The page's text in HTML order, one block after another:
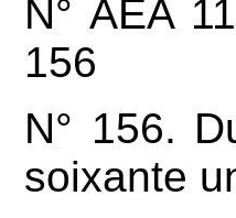
N° AEA
156
N° 156.
soixante